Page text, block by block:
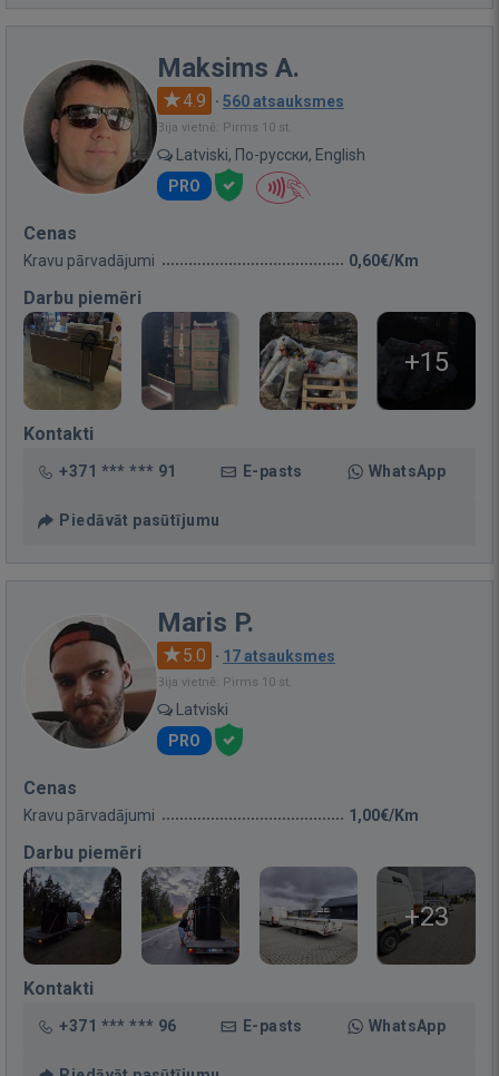
Maksims A.
4.9 · 560 atsauksmes
Bija vietnē: Pirms 10 st.
Latviski, По-русски, English
PRO
Cenas
Kravu pārvadājumi 0,60€/Km
Darbu piemēri
+15
Kontakti
+371 *** *** 91 E-pasts WhatsApp
Piedāvāt pasūtījumu
Maris P.
5.0 · 17 atsauksmes
Bija vietnē: Pirms 10 st.
Latviski
PRO
Cenas
Kravu pārvadājumi 1,00€/Km
Darbu piemēri
+23
Kontakti
+371 *** *** 96 E-pasts WhatsApp